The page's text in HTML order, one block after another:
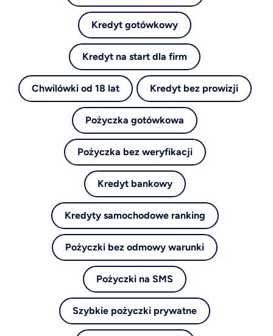
Kredyt gotówkowy
Kredyt na start dla firm
Chwilówki od 18 lat Kredyt bez prowizji
Pożyczka gotówkowa
Pożyczka bez weryfikacji
Kredyt bankowy
Kredyty samochodowe ranking
Pożyczki bez odmowy warunki
Pożyczki na SMS
Szybkie pożyczki prywatne